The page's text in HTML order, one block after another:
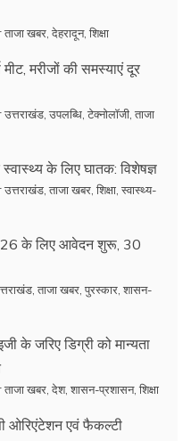
ताजा खबर देहरादून, शिक्षा
मरीजों की समस्याएं दूर
उत्तराखंड उपलब्धि टेक्नोलॉजी ताजा
के लिए घातक: विशेषज्ञ
उत्तराखंड ताजा खबर शिक्षा स्वास्थ्य-
के लिए आवेदन शुरू, 30
ताजा खबर पुरस्कार शासन-
के जरिए डिग्री को मान्यता
ताजा खबर देश, शासन-प्रशासन, शिक्षा
ओरिएंटेशन एवं फैकल्टी